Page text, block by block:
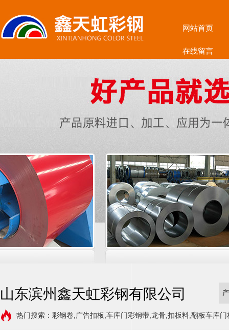
网站首页
在线留言
山东滨州鑫天虹彩钢有限公司
热门搜索：彩钢卷,广告扣板,车库门彩钢带,龙骨,扣板料,翻板车库